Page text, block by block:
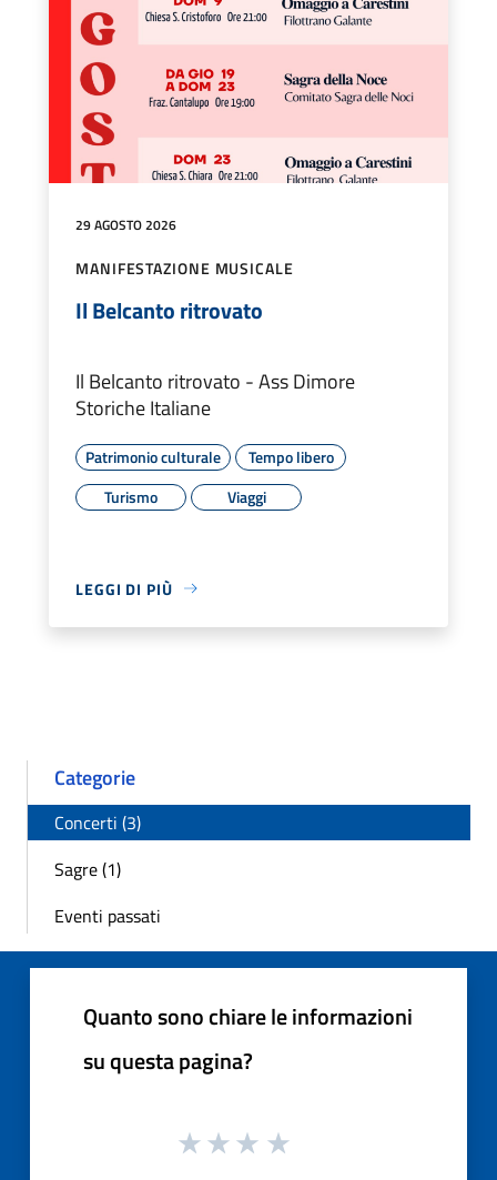
29 AGOSTO 2026
MANIFESTAZIONE MUSICALE
Il Belcanto ritrovato
Il Belcanto ritrovato - Ass Dimore
Storiche Italiane
Patrimonio culturale
Tempo libero
Turismo
Viaggi
LEGGI DI PIÙ
Categorie
Concerti (3)
Sagre (1)
Eventi passati
Quanto sono chiare le informazioni
su questa pagina?